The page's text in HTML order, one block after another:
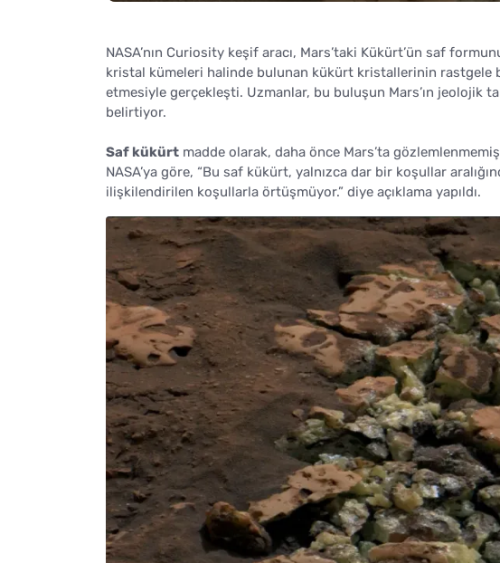
NASA’nın Curiosity keşif aracı, Mars’taki Kükürt’ün saf
kristal kümeleri halinde bulunan kükürt kristallerinin rastgele
etmesiyle gerçekleşti. Uzmanlar, bu buluşun Mars’ın jeolojik
belirtiyor.
Saf kükürt madde olarak, daha önce Mars’ta
NASA’ya göre, “Bu saf kükürt, yalnızca dar bir koşullar
ilişkilendirilen koşullarla örtüşmüyor.” diye açıklama yapıldı.